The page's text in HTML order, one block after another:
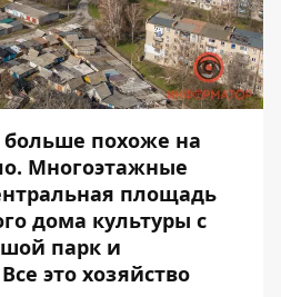
больше похоже на
Многоэтажные
площадь
дома культуры с
парк и
это хозяйство